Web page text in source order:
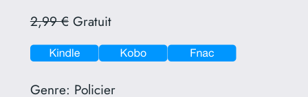
2,99 €Gratuit
Genre: Policier